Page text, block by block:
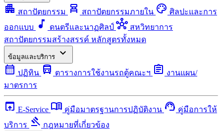
apartment สถาปัตยกรรม chair_alt สถาปัตยกรรมภายใน palette ศิลปะและการ
ออกแบบ
music_note ดนตรีและนาฏศิลป์ hub สหวิทยาการ
สถาปัตยกรรมสร้างสรรค์ หลักสูตรทั้งหมด
ข้อมูลและบริการ
expand_more
calendar_month ปฏิทิน directions_bus ตารางการใช้งานรถตู้คณะฯ assignment งานแผน/
มาตรการ
open_in_browser E-Service menu_book คู่มือมาตรฐานการปฏิบัติงาน support_agent คู่มือการให้
บริการ gavel กฎหมายที่เกี่ยวข้อง